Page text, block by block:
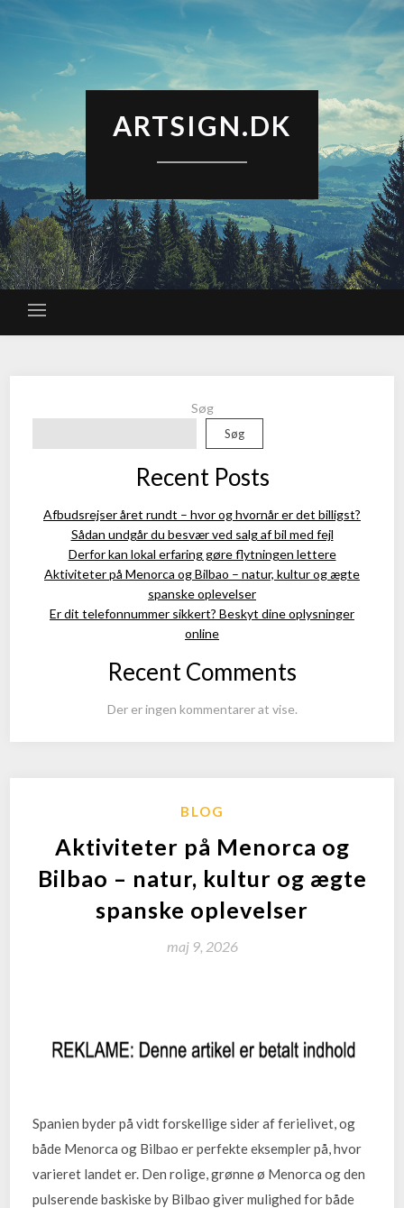
ARTSIGN.DK
Søg
Søg
Recent Posts
Afbudsrejser året rundt – hvor og hvornår er det billigst?
Sådan undgår du besvær ved salg af bil med fejl
Derfor kan lokal erfaring gøre flytningen lettere
Aktiviteter på Menorca og Bilbao – natur, kultur og ægte
spanske oplevelser
Er dit telefonnummer sikkert? Beskyt dine oplysninger
online
Recent Comments
Der er ingen kommentarer at vise.
BLOG
Aktiviteter på Menorca og
Bilbao – natur, kultur og ægte
spanske oplevelser
maj 9, 2026
Spanien byder på vidt forskellige sider af ferielivet, og
både Menorca og Bilbao er perfekte eksempler på, hvor
varieret landet er. Den rolige, grønne ø Menorca og den
pulserende baskiske by Bilbao giver mulighed for både